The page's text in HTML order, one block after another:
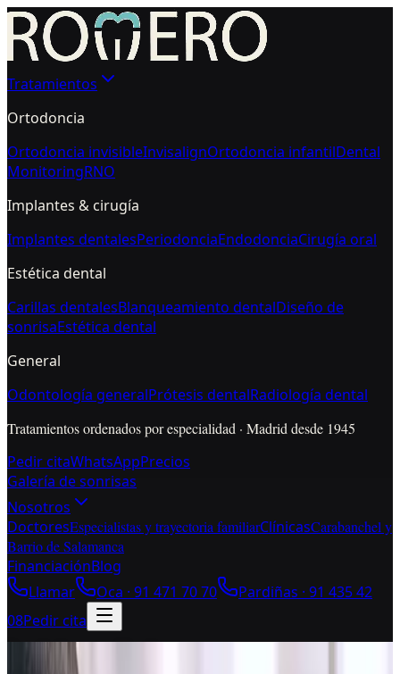
Tratamientos
Ortodoncia
Ortodoncia invisibleInvisalignOrtodoncia infantilDental
MonitoringRNO
Implantes & cirugía
Implantes dentalesPeriodonciaEndodonciaCirugía oral
Estética dental
Carillas dentalesBlanqueamiento dentalDiseño de
sonrisaEstética dental
General
Odontología generalPrótesis dentalRadiología dental
Tratamientos ordenados por especialidad · Madrid desde 1945
Pedir citaWhatsAppPrecios
Galería de sonrisas
Nosotros
DoctoresEspecialistas y trayectoria familiarClínicasCarabanchel y
Barrio de Salamanca
FinanciaciónBlog
Llamar
Oca · 91 471 70 70 Pardiñas · 91 435 42
08Pedir cita
Guía de decisión · Ortodoncia